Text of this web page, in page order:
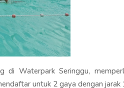
di Waterpark Seringgu,
untuk 2 gaya dengan jarak